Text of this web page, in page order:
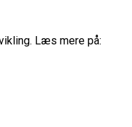
Læs mere på: